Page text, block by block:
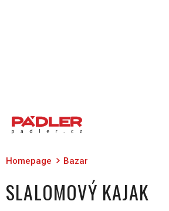
Homepage Bazar
SLALOMOVÝ KAJAK